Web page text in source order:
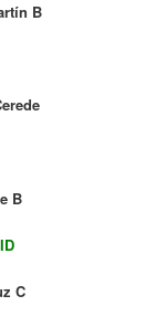
B
B
C